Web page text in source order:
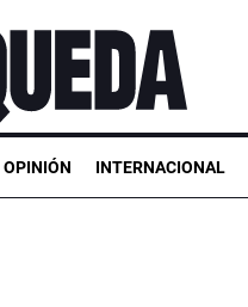
OPINIÓN INTERNACIONAL